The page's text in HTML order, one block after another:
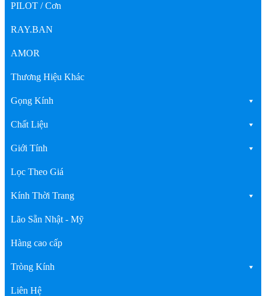
PILOT / Cơn
RAY.BAN
AMOR
Thương Hiệu Khác
Gọng Kính
Chất Liệu
Giới Tính
Lọc Theo Giá
Kính Thời Trang
Lão Sẵn Nhật - Mỹ
Hàng cao cấp
Tròng Kính
Liên Hệ